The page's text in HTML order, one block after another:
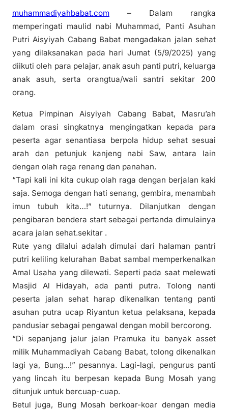
muhammadiyahbabat.com – Dalam rangka
memperingati maulid nabi Muhammad, Panti Asuhan
Putri Aisyiyah Cabang Babat mengadakan jalan sehat
yang dilaksanakan pada hari Jumat (5/9/2025) yang
diikuti oleh para pelajar, anak asuh panti putri, keluarga
anak asuh, serta orangtua/wali santri sekitar 200
orang.
Ketua Pimpinan Aisyiyah Cabang Babat, Masru’ah
dalam orasi singkatnya mengingatkan kepada para
peserta agar senantiasa berpola hidup sehat sesuai
arah dan petunjuk kanjeng nabi Saw, antara lain
dengan olah raga renang dan panahan.
“Tapi kali ini kita cukup olah raga dengan berjalan kaki
saja. Semoga dengan hati senang, gembira, menambah
imun tubuh kita…!” tuturnya. Dilanjutkan dengan
pengibaran bendera start sebagai pertanda dimulainya
acara jalan sehat.sekitar .
Rute yang dilalui adalah dimulai dari halaman pantri
putri keliling kelurahan Babat sambal memperkenalkan
Amal Usaha yang dilewati. Seperti pada saat melewati
Masjid Al Hidayah, ada panti putra. Tolong nanti
peserta jalan sehat harap dikenalkan tentang panti
asuhan putra ucap Riyantun ketua pelaksana, kepada
pandusiar sebagai pengawal dengan mobil bercorong.
“Di sepanjang jalur jalan Pramuka itu banyak asset
milik Muhammadiyah Cabang Babat, tolong dikenalkan
lagi ya, Bung…!” pesannya. Lagi-lagi, pengurus panti
yang lincah itu berpesan kepada Bung Mosah yang
ditunjuk untuk bercuap-cuap.
Betul juga, Bung Mosah berkoar-koar dengan media